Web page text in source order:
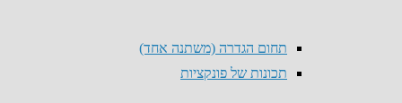
תחום הגדרה (משתנה אחד)
תכונות של פונקציות